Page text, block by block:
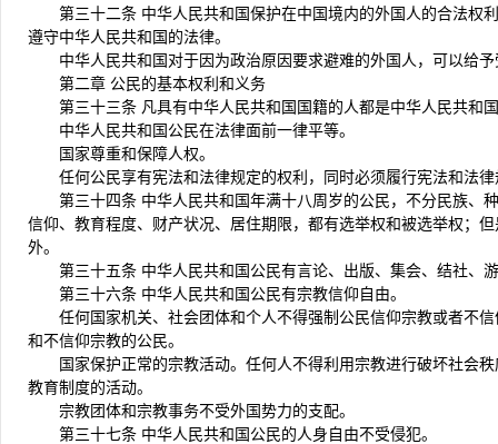
第三十二条 中华人民共和国保护在中国境内的外国人的合法权
遵守中华人民共和国的法律。
中华人民共和国对于因为政治原因要求避难的外国人，可以给
第二章 公民的基本权利和义务
第三十三条 凡具有中华人民共和国国籍的人都是中华人民共和
中华人民共和国公民在法律面前一律平等。
国家尊重和保障人权。
任何公民享有宪法和法律规定的权利，同时必须履行宪法和法
第三十四条 中华人民共和国年满十八周岁的公民，不分民族、
信仰、教育程度、财产状况、居住期限，都有选举权和被选举权；
外。
第三十五条 中华人民共和国公民有言论、出版、集会、结社、
第三十六条 中华人民共和国公民有宗教信仰自由。
任何国家机关、社会团体和个人不得强制公民信仰宗教或者不
和不信仰宗教的公民。
国家保护正常的宗教活动。任何人不得利用宗教进行破坏社会
教育制度的活动。
宗教团体和宗教事务不受外国势力的支配。
第三十七条 中华人民共和国公民的人身自由不受侵犯。